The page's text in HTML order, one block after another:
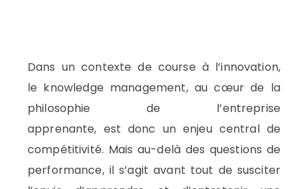
Dans un contexte de course à l’innovation,
le knowledge management, au cœur de la
philosophie de l’entreprise
apprenante, estdonc un enjeu central de
compétitivité. Mais au-delà des questions de
performance, il s’agit avant tout de susciter